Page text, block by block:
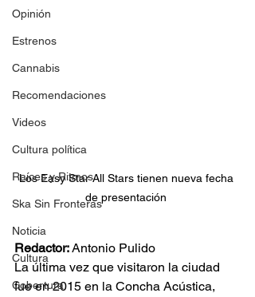
Opinión
Estrenos
Cannabis
Recomendaciones
Videos
Cultura política
Raíces y Ritmos
Ska Sin Fronteras
Noticia
Cultura
Cobertura
Los Easy Star All Stars tienen nueva fecha
de presentación
Redactor: Antonio Pulido
La última vez que visitaron la ciudad
fue en 2015 en la Concha Acústica,